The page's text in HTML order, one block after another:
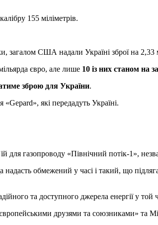
калібру 155 міліметрів.
загалом США надали Україні зброї на
євро, але лише 10 із них станом на
зброю для України.
які передадуть Україні.
для газопроводу «Північний потік-1»,
обмежений у часі і такий, що
та доступного джерела енергії у той
друзями та союзниками» та